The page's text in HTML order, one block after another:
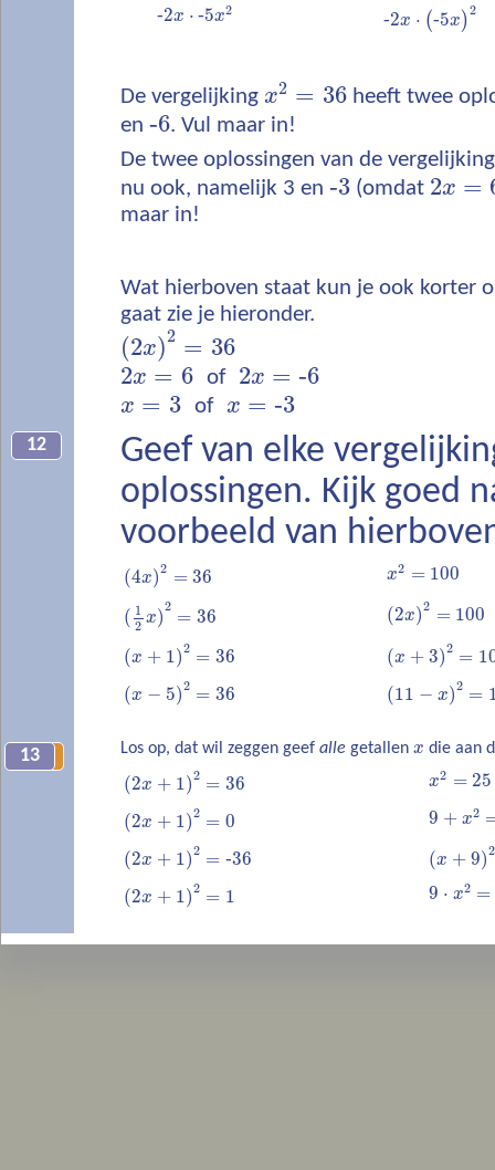
‐2x ⋅ ‐5x2 ‐2x ⋅ (‐5x)2
De vergelijking x2 = 36heeft twee
en ‐6. Vul maar in!
De twee oplossingen van de
nu ook, namelijk 3 en ‐3(omdat 2x =
maar in!
Wat hierboven staat kun je ook korter
gaat zie je hieronder.
(2x)2 = 36
2x = 6 of 2x = ‐6
x = 3 of x = ‐3
12
Geef van elke
oplossingen. Kijk goed
voorbeeld van
(4x)2 = 36 x2 = 100
( 1
2 x)
2
= 36 (2x)2 = 100
(x + 1)2 = 36 (x + 3)2 =
(x − 5)2 = 36 (11 − x)2 =
13
14 Los op, dat wil zeggen geef alle getallen x die aan
(2x + 1)2 = 36 x2 = 25
(2x + 1)2 = 0 9 + x2
(2x + 1)2 = ‐36 (x + 9)2
(2x + 1)2 = 1 9 ⋅ x2 =